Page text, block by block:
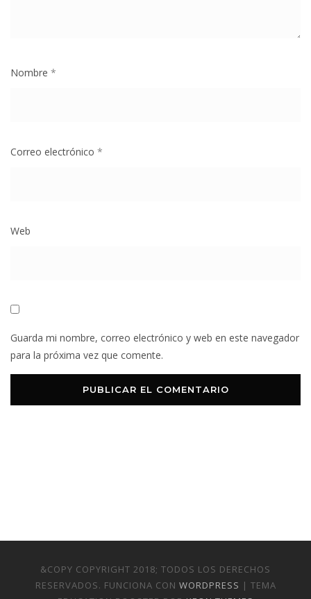
Nombre *
Correo electrónico *
Web
Guarda mi nombre, correo electrónico y web en este navegador
para la próxima vez que comente.
&COPY COPYRIGHT 2018; TODOS LOS DERECHOS
RESERVADOS. FUNCIONA CON WORDPRESS | TEMA